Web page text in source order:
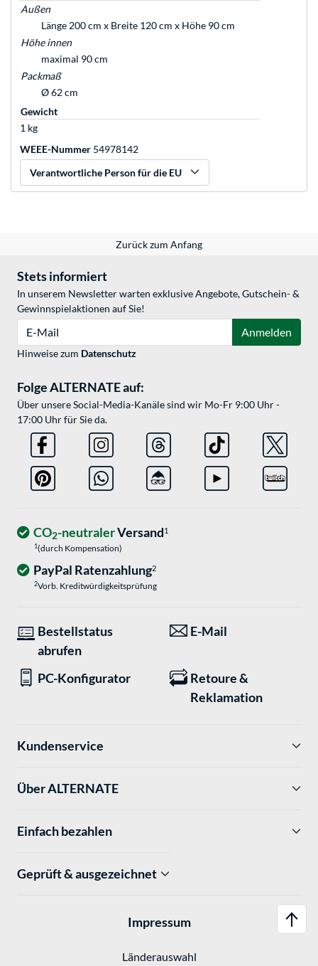
Außen
Länge 200 cm x Breite 120 cm x Höhe 90 cm
Höhe innen
maximal 90 cm
Packmaß
Ø 62 cm
Gewicht
1 kg
WEEE-Nummer 54978142
Verantwortliche Person für die EU
Zurück zum Anfang
Stets informiert
In unserem Newsletter warten exklusive Angebote, Gutschein- &
Gewinnspielaktionen auf Sie!
Anmelden
Hinweise zum Datenschutz
Folge ALTERNATE auf:
Über unsere Social-Media-Kanäle sind wir Mo-Fr 9:00 Uhr -
17:00 Uhr für Sie da.
CO2-neutralerVersand1
1(durch Kompensation)
PayPal Ratenzahlung2
2Vorb. Kreditwürdigkeitsprüfung
Bestellstatus
abrufen
E-Mail
PC-Konfigurator
Retoure &
Reklamation
Kundenservice
Über ALTERNATE
Einfach bezahlen
Geprüft & ausgezeichnet
Impressum
Länderauswahl